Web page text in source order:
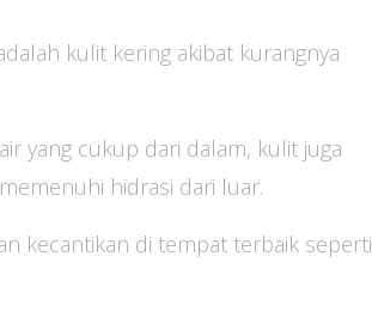
kulit kering akibat kurangnya
yang cukup dari dalam, kulit juga
hidrasi dari luar.
kecantikan di tempat terbaik seperti